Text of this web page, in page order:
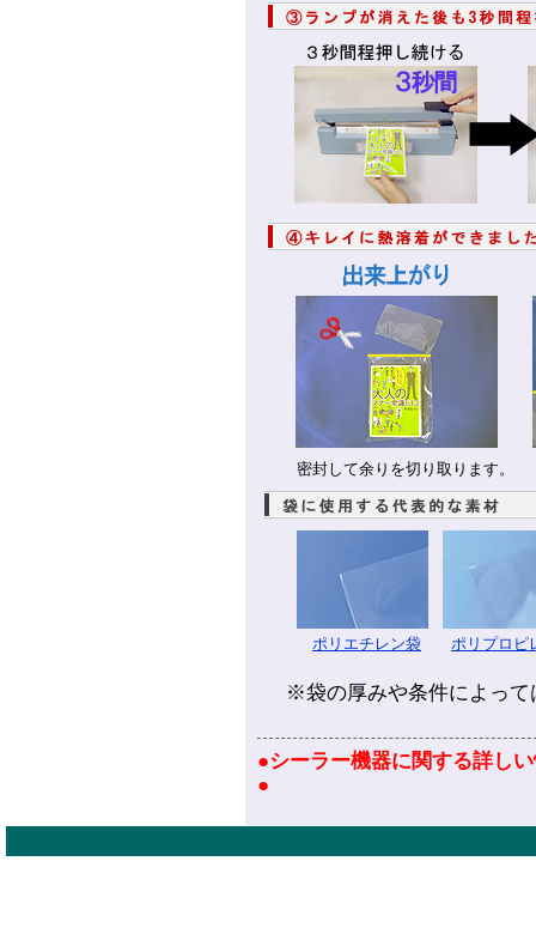
密封して余りを切り取ります。
ポリエチレン袋 ポリプロピ
※袋の厚みや条件によって
●シーラー機器に関する詳し
●